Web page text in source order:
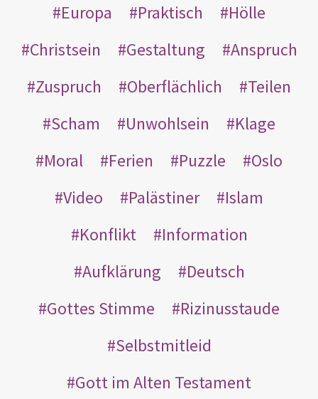
Europa
Praktisch
Hölle
Christsein
Gestaltung
Anspruch
Zuspruch
Oberflächlich
Teilen
Scham
Unwohlsein
Klage
Moral
Ferien Puzzle
Oslo
Video
Palästiner
Islam
Konflikt
Information
Aufklärung
Deutsch
Gottes Stimme
Rizinusstaude
Selbstmitleid
Gott im Alten Testament